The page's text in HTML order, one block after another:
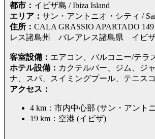
都市： イビザ島 / Ibiza Island
エリア： サン・アントニオ・シティ /
住所： CALA GRASSIO APARTADO
レス諸島州 バレアレス諸島県 イビ
客室設備： エアコン、バルコニー/テラ
ホテル設備： カクテルバー、ジム、ジ
ナ、スパ、スイミングプール、テニス
アクセス：
4 km：市内中心部 (サン・アント
19 km：空港 (イビザ)